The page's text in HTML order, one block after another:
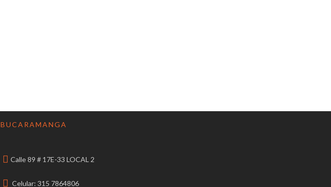
BUCARAMANGA
Calle 89 # 17E-33 LOCAL 2
Celular: 315 7864806